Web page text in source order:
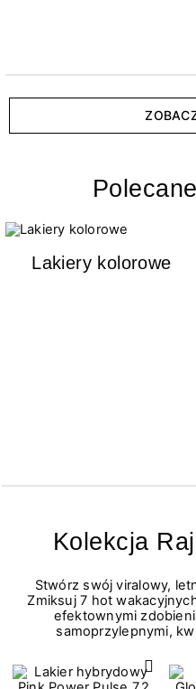
Lakiery kolorowe
Kolekcja
Stwórz swój viralowy,
Zmiksuj 7 hot
efektownymi
samoprzylepnymi,